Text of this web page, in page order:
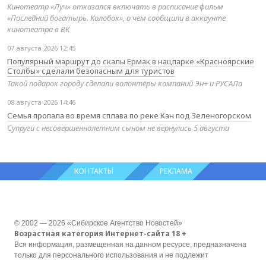
Кинотеатр «Луч» отказался включать в расписание фильм
«Последний богатырь. Колобок», о чем сообщили в аккаунте
кинотеатра в ВК
07 августа 2026 12:45
Популярный маршрут до скалы Ермак в нацпарке «Красноярские
Столбы» сделали безопасным для туристов
Такой подарок городу сделали волонтёры компаний Эн+ и РУСАЛа
08 августа 2026 14:46
Семья пропала во время сплава по реке Кан под Зеленогорском
Супруги с несовершеннолетним сыном не вернулись 5 августа
КОНТАКТЫ РЕКЛАМА
© 2002 — 2026 «Сибирское Агентство Новостей»
Возрастная категория Интернет-сайта 18 +
Вся информация, размещенная на данном ресурсе, предназначена
только для персонального использования и не подлежит